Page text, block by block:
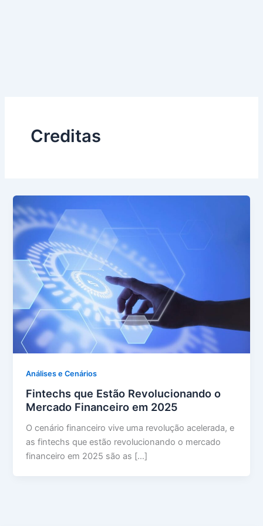
Creditas
Análises e Cenários
Fintechs que Estão Revolucionando o
Mercado Financeiro em 2025
O cenário financeiro vive uma revolução acelerada, e
as fintechs que estão revolucionando o mercado
financeiro em 2025 são as […]